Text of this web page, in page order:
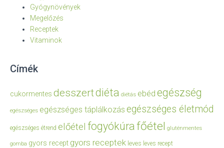
Gyógynövények
Megelőzés
Receptek
Vitaminok
Címék
cukormentes desszertdiéta diétás ebéd egészség
egészséges egészséges táplálkozás egészséges életmód
egészséges étrend előétel fogyókúrafőétel gluténmentes
gomba gyors recept gyors receptek leves leves recept